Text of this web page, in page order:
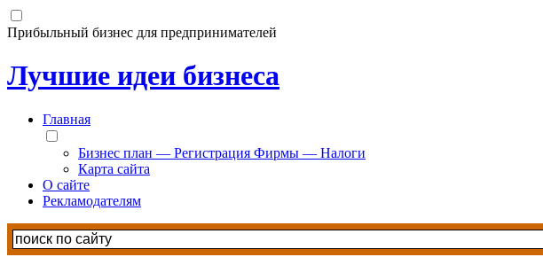
Прибыльный бизнес для предпринимателей
Лучшие идеи бизнеса
Главная
Бизнес план — Регистрация Фирмы — Налоги
Карта сайта
О сайте
Рекламодателям